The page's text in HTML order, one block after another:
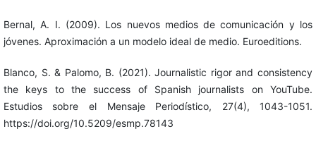
Bernal, A. I. (2009). Los nuevos medios de comunicación y los
jóvenes. Aproximación a un modelo ideal de medio. Euroeditions.
Blanco, S. & Palomo, B. (2021). Journalistic rigor and consistency
the keys to the success of Spanish journalists on YouTube.
Estudios sobre el Mensaje Periodístico, 27(4), 1043-1051.
https://doi.org/10.5209/esmp.78143